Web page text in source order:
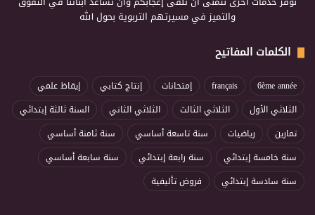
والتميز في مسيرتهم التربوية بحول الله
الكلمات المفاتيح
6ème année
français إمتحانات إنتاج كتابي
إيقاظ علمي
الثلاثي الأول
الثلاثي الثالث الثلاثي الثاني
السنة ثالثة إبتدائي
تمارين
رياضيات سنة تاسعة أساسي
سنة ثامنة أساسي
سنة خامسة إبتدائي
سنة رابعة إبتدائي
سنة سابعة أساسي
سنة سادسة إبتدائي
فروض تأليفية